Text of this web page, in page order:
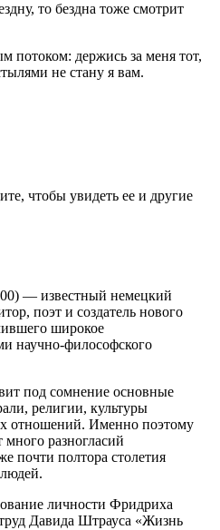
то бездна тоже смотрит
потоком: держись за меня тот,
не стану я вам.
чтобы увидеть ее и другие
— известный немецкий
поэт и создатель нового
широкое
научно-философского
под сомнение основные
религии, культуры
отношений. Именно поэтому
разногласий
почти полтора столетия
личности Фридриха
Давида Штрауса «Жизнь